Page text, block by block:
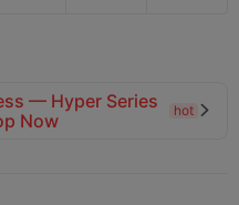
— Hyper Series
Now
hot 